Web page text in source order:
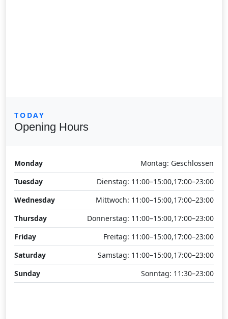
TODAY
Opening Hours
Monday
Montag: Geschlossen
Tuesday
Dienstag: 11:00–15:00,17:00–23:00
Wednesday
Mittwoch: 11:00–15:00,17:00–23:00
Thursday
Donnerstag: 11:00–15:00,17:00–23:00
Friday
Freitag: 11:00–15:00,17:00–23:00
Saturday
Samstag: 11:00–15:00,17:00–23:00
Sunday
Sonntag: 11:30–23:00